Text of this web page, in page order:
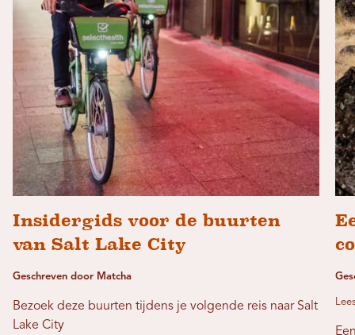
Insidergids voor de buurten
van Salt Lake City
Geschreven door Matcha
Bezoek deze buurten tijdens je volgende reis naar Salt
Lake City